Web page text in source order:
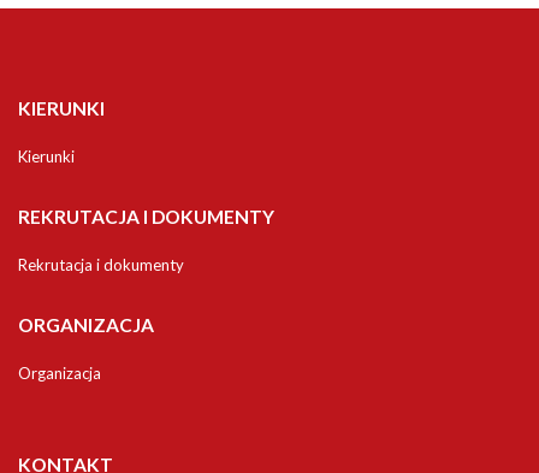
KIERUNKI
Kierunki
REKRUTACJA I DOKUMENTY
Rekrutacja i dokumenty
ORGANIZACJA
Organizacja
KONTAKT